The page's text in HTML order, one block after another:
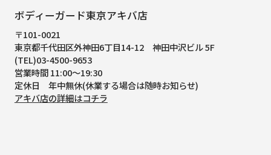
ボディーガード東京アキバ店
〒101-0021
東京都千代田区外神田6丁目14-12 神田中沢ビル 5F
(TEL)03-4500-9653
営業時間 11:00～19:30
定休日 年中無休(休業する場合は随時お知らせ)
アキバ店の詳細はコチラ